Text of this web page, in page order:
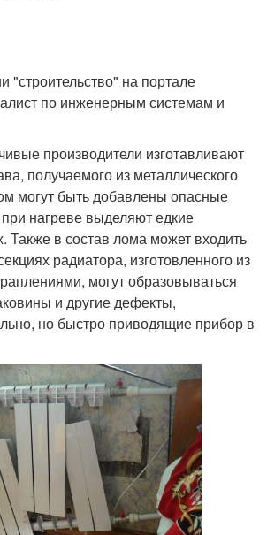
"строительство" на портале
по инженерным системам и
производители изготавливают
получаемого из металлического
могут быть добавлены опасные
нагреве выделяют едкие
Также в состав лома может входить
радиатора, изготовленного из
могут образовываться
и другие дефекты,
но быстро приводящие прибор в